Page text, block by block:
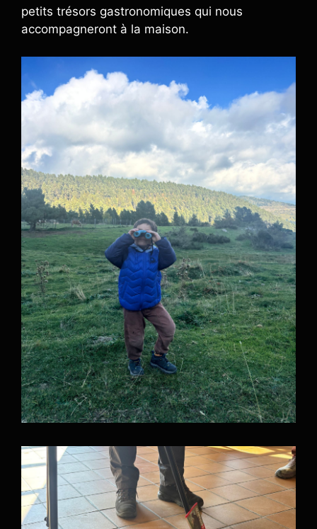
petits trésors gastronomiques qui nous
accompagneront à la maison.